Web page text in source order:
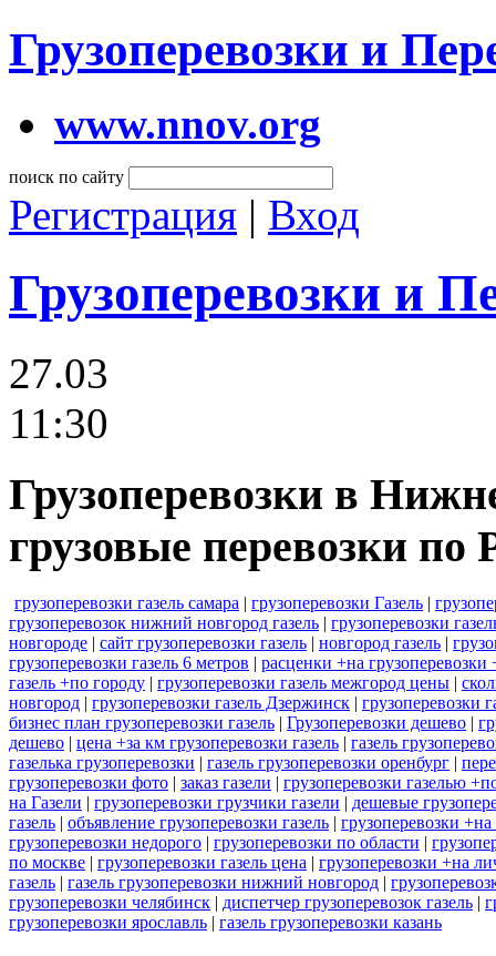
Грузоперевозки и
www.nnov.org
поиск по сайту
Регистрация | Вход
Грузоперевозки и
27.03
11:30
Грузоперевозки в
грузовые перевозки по
грузоперевозки газель самара | грузоперевозки Газель |
грузоперевозок нижний новгород газель | грузоперевозки
новгороде | сайт грузоперевозки газель | новгород газель |
грузоперевозки газель 6 метров | расценки +на грузоперевозки
газель +по городу | грузоперевозки газель межгород цены |
новгород | грузоперевозки газель Дзержинск | грузоперевозки
бизнес план грузоперевозки газель | Грузоперевозки дешево |
дешево | цена +за км грузоперевозки газель | газель
газелька грузоперевозки | газель грузоперевозки оренбург |
грузоперевозки фото | заказ газели | грузоперевозки газелью
на Газели | грузоперевозки грузчики газели | дешевые
газель | объявление грузоперевозки газель | грузоперевозки
грузоперевозки недорого | грузоперевозки по области |
по москве | грузоперевозки газель цена | грузоперевозки +на
газель | газель грузоперевозки нижний новгород |
грузоперевозки челябинск | диспетчер грузоперевозок газель |
грузоперевозки ярославль | газель грузоперевозки казань